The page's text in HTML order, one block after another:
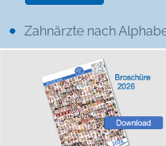
Zahnärzte nach